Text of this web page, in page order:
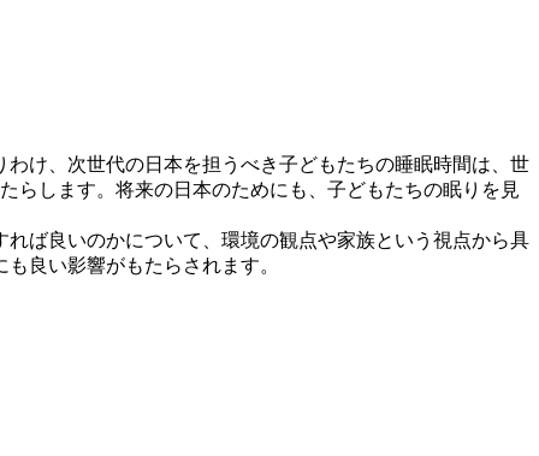
け、次世代の日本を担うべき子どもたちの睡眠時間は、世
らします。将来の日本のためにも、子どもたちの眠りを見
ば良いのかについて、環境の観点や家族という視点から具
良い影響がもたらされます。